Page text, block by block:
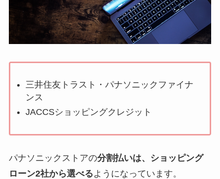
三井住友トラスト・パナソニックファイナ
ンス
JACCSショッピングクレジット
パナソニックストアの分割払いは、ショッピング
ローン2社から選べるようになっています。